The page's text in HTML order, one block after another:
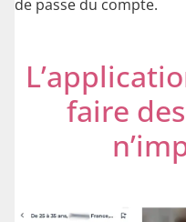
de passe du compte.
faire